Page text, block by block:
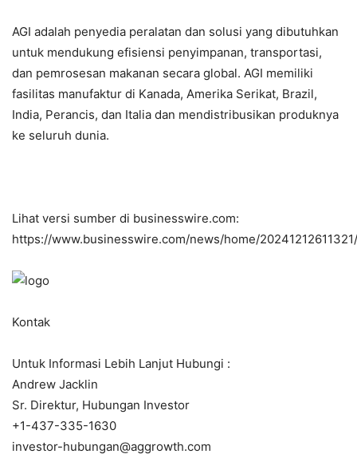
AGI adalah penyedia peralatan dan solusi yang dibutuhkan
untuk mendukung efisiensi penyimpanan, transportasi,
dan pemrosesan makanan secara global. AGI memiliki
fasilitas manufaktur di Kanada, Amerika Serikat, Brazil,
India, Perancis, dan Italia dan mendistribusikan produknya
ke seluruh dunia.
Lihat versi sumber di businesswire.com:
https://www.businesswire.com/news/home/
Kontak
Untuk Informasi Lebih Lanjut Hubungi :
Andrew Jacklin
Sr. Direktur, Hubungan Investor
+1-437-335-1630
investor-hubungan@aggrowth.com